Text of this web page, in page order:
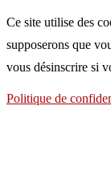
Ce site utilise des
supposerons que
vous désinscrire si
Politique de